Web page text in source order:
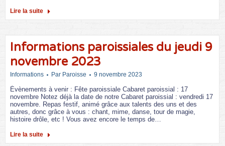
Lire la suite
Informations paroissiales du jeudi 9
novembre 2023
Informations Par Paroisse 9 novembre 2023
Évènements à venir : Fête paroissiale Cabaret paroissial : 17
novembre Notez déjà la date de notre Cabaret paroissial : vendredi 17
novembre. Repas festif, animé grâce aux talents des uns et des
autres, donc grâce à vous : chant, mime, danse, tour de magie,
histoire drôle, etc ! Vous avez encore le temps de…
Lire la suite